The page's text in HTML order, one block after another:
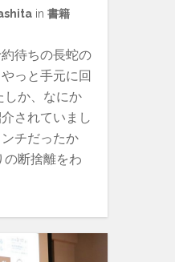
in 書籍
待ちの長蛇の
っと手元に回
しか、なにか
されていまし
チだったか
の断捨離をわ